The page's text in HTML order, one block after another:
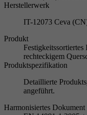
Herstellerwerk
IT-12073 Ceva
Produkt
rechteckigem
Produktspezifikation
Detaillierte
angeführt.
Harmonisiertes Dokument